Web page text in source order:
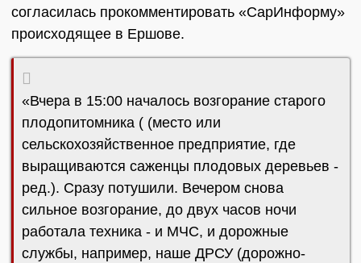
согласилась прокомментировать «СарИнформу»
происходящее в Ершове.
«Вчера в 15:00 началось возгорание старого
плодопитомника ( (место или
сельскохозяйственное предприятие, где
выращиваются саженцы плодовых деревьев -
ред.). Сразу потушили. Вечером снова
сильное возгорание, до двух часов ночи
работала техника - и МЧС, и дорожные
службы, например, наше ДРСУ (дорожно-